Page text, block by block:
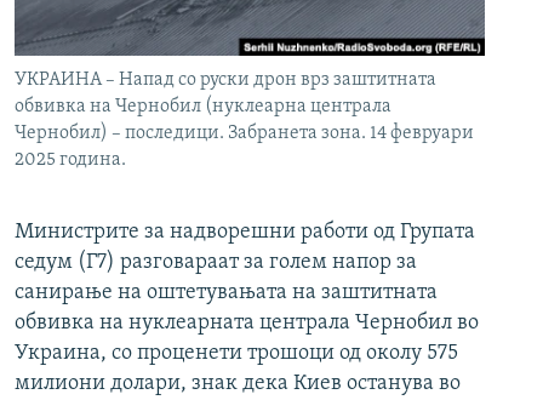
УКРАИНА – Напад со руски дрон врз заштитната
обвивка на Чернобил (нуклеарна централа
Чернобил) – последици. Забранета зона. 14 февруари
2025 година.
Министрите за надворешни работи од Групата
седум (Г7) разговараат за голем напор за
санирање на оштетувањата на заштитната
обвивка на нуклеарната централа Чернобил во
Украина, со проценети трошоци од околу 575
милиони долари, знак дека Киев останува во